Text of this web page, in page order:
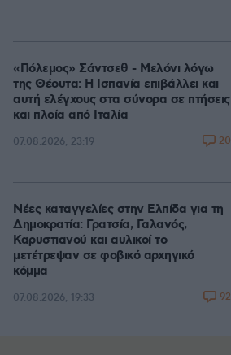
«Πόλεμος» Σάντσεθ - Μελόνι λόγω
της Θέουτα: Η Ισπανία επιβάλλει και
αυτή ελέγχους στα σύνορα σε πτήσεις
και πλοία από Ιταλία
07.08.2026, 23:19 20
Νέες καταγγελίες στην Ελπίδα για τη
Δημοκρατία: Γρατσία, Γαλανός,
Καρυστιανού και αυλικοί το
μετέτρεψαν σε φοβικό αρχηγικό
κόμμα
07.08.2026, 19:33 92